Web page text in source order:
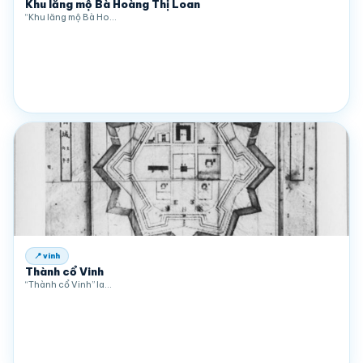
Khu lăng mộ Bà Hoàng Thị Loan
“Khu lăng mộ Bà Ho…
📍 vinh
Thành cổ Vinh
“Thành cổ Vinh” la…